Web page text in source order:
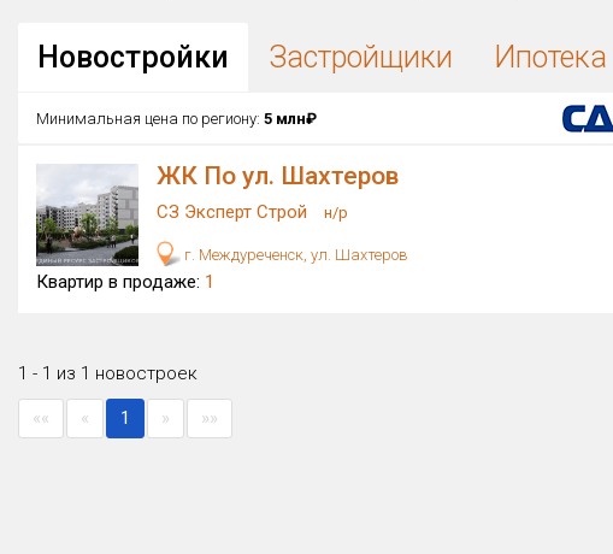
Новостройки Застройщики Ипотека
Минимальная цена по региону: 5 млн₽
ЖК По ул. Шахтеров
СЗ Эксперт Строй н/р
г. Междуреченск, ул. Шахтеров
Квартир в продаже: 1
1 - 1 из 1 новостроек
«« « 1 » »»